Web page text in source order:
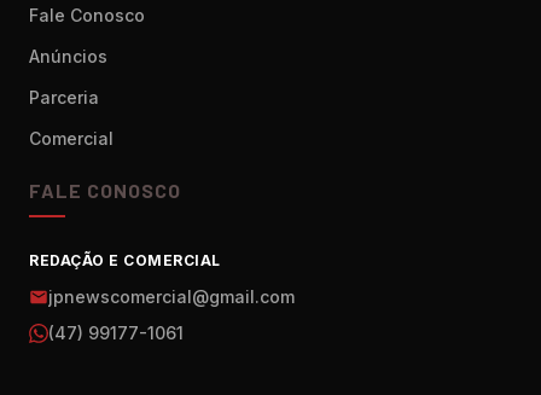
Fale Conosco
Anúncios
Parceria
Comercial
FALE CONOSCO
REDAÇÃO E COMERCIAL
jpnewscomercial@gmail.com
(47) 99177-1061